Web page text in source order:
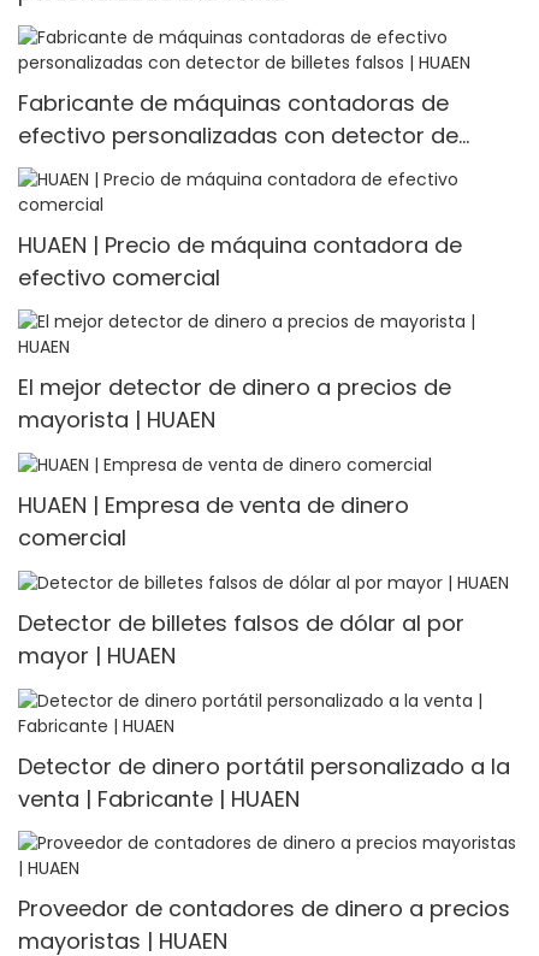
Fabricante de máquinas contadoras de
efectivo personalizadas con detector de
billetes falsos | HUAEN
HUAEN | Precio de máquina contadora de
efectivo comercial
El mejor detector de dinero a precios de
mayorista | HUAEN
HUAEN | Empresa de venta de dinero
comercial
Detector de billetes falsos de dólar al por
mayor | HUAEN
Detector de dinero portátil personalizado a la
venta | Fabricante | HUAEN
Proveedor de contadores de dinero a precios
mayoristas | HUAEN